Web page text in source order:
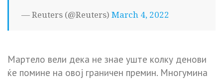
— Reuters (@Reuters) March 4, 2022
Мартело вели дека не знае уште колку денови
ќе помине на овој граничен премин. Многумина